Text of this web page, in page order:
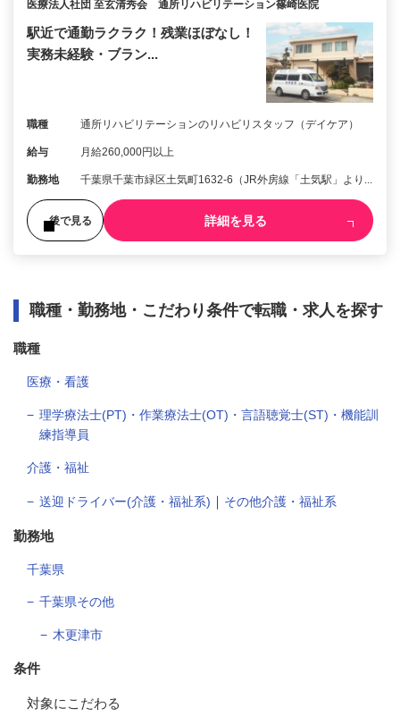
医療法人社団 至玄清秀会 通所リハビリテーション篠崎医院
駅近で通勤ラクラク！残業ほぼなし！
実務未経験・ブラン...
職種 通所リハビリテーションのリハビリスタッフ（デイケア）
給与 月給260,000円以上
勤務地 千葉県千葉市緑区土気町1632-6（JR外房線「土気駅」より...
後で見る 詳細を見る
職種・勤務地・こだわり条件で転職・求人を探す
職種
医療・看護
理学療法士(PT)・作業療法士(OT)・言語聴覚士(ST)・機能訓
練指導員
介護・福祉
送迎ドライバー(介護・福祉系) ｜ その他介護・福祉系
勤務地
千葉県
千葉県その他
木更津市
条件
対象にこだわる